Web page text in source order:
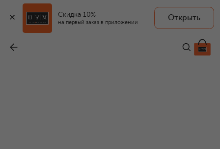
Скидка 10%
на первый заказ в приложении
Открыть
368 500 ₽